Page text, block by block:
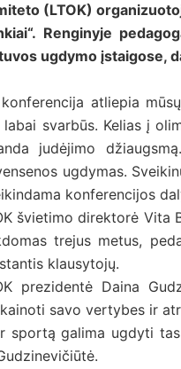
(LTOK)
Renginyje
ugdymo įstaigose,
konferencija atliepia
labai svarbūs. Kelias į
judėjimo
ugdymas.
konferencijos
švietimo direktorė Vita
trejus metus,
klausytojų.
prezidentė Daina
savo vertybes ir
sportą galima ugdyti